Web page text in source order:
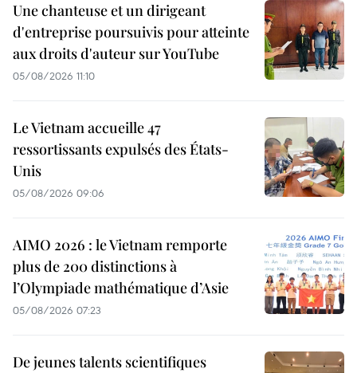
Une chanteuse et un dirigeant
d'entreprise poursuivis pour atteinte
aux droits d'auteur sur YouTube
05/08/2026 11:10
Le Vietnam accueille 47
ressortissants expulsés des États-
Unis
05/08/2026 09:06
AIMO 2026 : le Vietnam remporte
plus de 200 distinctions à
l’Olympiade mathématique d’Asie
05/08/2026 07:23
De jeunes talents scientifiques